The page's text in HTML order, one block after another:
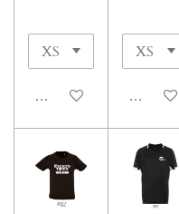
In den WarenkorbIn den